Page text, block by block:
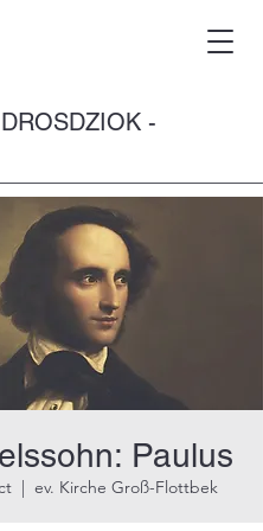
-
Paulus
  |
ev. Kirche Groß-Flottbek